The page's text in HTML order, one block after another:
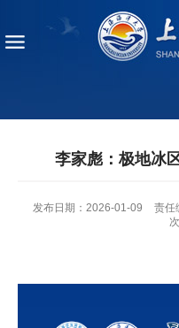
李家彪：极地冰
发布日期：2026-01-09 责任
次